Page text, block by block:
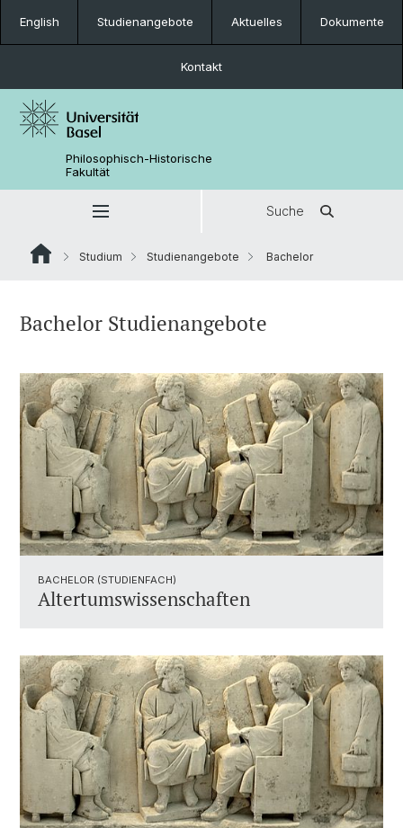
English Studienangebote Aktuelles Dokumente
Kontakt
Philosophisch-Historische
Fakultät
Suche
Studium Studienangebote Bachelor
Bachelor Studienangebote
BACHELOR (STUDIENFACH)
Altertumswissenschaften